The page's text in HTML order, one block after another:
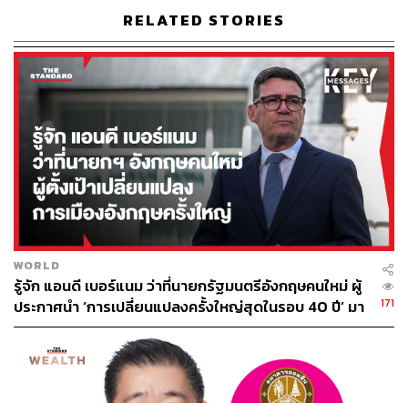
กลุ่มประชาชนอาสาซึ่งเกิดจากการรวมตัวของผู้คนหลาก
หลายวงการ มีตั้งแต่แพทย์ ทหาร ข้าราชการ นักธุรกิจ ศิลปิน
รวมถึงพี่ชายของ อัพ กุลทรัพย์ นักกีฬา E-Sports ที่ต้องจบ
ชีวิตลง เพราะเข้ารับการรักษาล่าช้าอันเนื่องจากการบริหาร
ของรัฐไม่ดีพอ
ภารกิจหลักของพวกเขาคืออำนวยความสะดวกแก่ผู้ป่วยโค
วิด-19 มากที่สุด จัดเตรียมรถเพื่อนำส่งผู้ป่วยโควิด-19 ที่ไม่
สามารถเดินทางเองได้ไปรักษายังโรงพยาบาล รวมถึง
ประสานงานเรื่องหาคิวตรวจ หาคิวเตียง และนำส่งผู้มีความ
เสี่ยงสูงไปตรวจ เรียกได้ว่าครอบคลุมทุกอย่างที่สามารถช่วย
เหลือได้แก่ผู้ป่วยโควิด-19
“ทั้งหมดเริ่มต้นจากงานศพของอัพ กุลทรัพย์ ผมมีโอกาสได้
คุยกับพี่ชายเขาและเหตุการณ์ต่างๆ ที่เขาเจอ แล้วเราก็เห็น
พ้องต้องกันว่าเรื่องแบบนี้ไม่สมควรเกิด มันไม่ใช่เรื่องแค่คน
ตายคนหนึ่ง แต่มันอาจหมายถึงคนกำลังจะตายเพิ่ม” คริส โป
ตระนันทน์ หนึ่งในทีมงานกลุ่มเส้นด้ายกล่าวกับ THE
RELATED STORIES
WORLD
รู้จัก แอนดี เบอร์แนม ว่าที่นายกรัฐมนตรีอังกฤษคนใหม่ ผู้
ประกาศนำ ‘การเปลี่ยนแปลงครั้งใหญ่สุดในรอบ 40 ปี’ มา
สู่การเมืองอังกฤษ
171